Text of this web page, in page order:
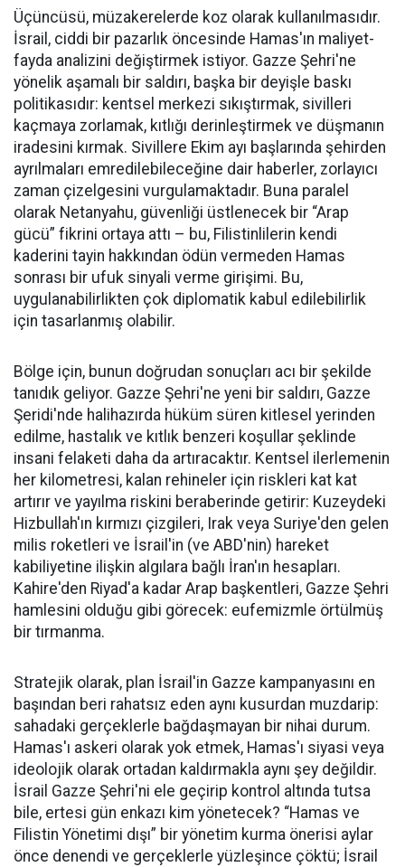
Üçüncüsü, müzakerelerde koz olarak kullanılmasıdır.
İsrail, ciddi bir pazarlık öncesinde Hamas'ın maliyet-
fayda analizini değiştirmek istiyor. Gazze Şehri'ne
yönelik aşamalı bir saldırı, başka bir deyişle baskı
politikasıdır: kentsel merkezi sıkıştırmak, sivilleri
kaçmaya zorlamak, kıtlığı derinleştirmek ve düşmanın
iradesini kırmak. Sivillere Ekim ayı başlarında şehirden
ayrılmaları emredilebileceğine dair haberler, zorlayıcı
zaman çizelgesini vurgulamaktadır. Buna paralel
olarak Netanyahu, güvenliği üstlenecek bir “Arap
gücü” fikrini ortaya attı – bu, Filistinlilerin kendi
kaderini tayin hakkından ödün vermeden Hamas
sonrası bir ufuk sinyali verme girişimi. Bu,
uygulanabilirlikten çok diplomatik kabul edilebilirlik
için tasarlanmış olabilir.
Bölge için, bunun doğrudan sonuçları acı bir şekilde
tanıdık geliyor. Gazze Şehri'ne yeni bir saldırı, Gazze
Şeridi'nde halihazırda hüküm süren kitlesel yerinden
edilme, hastalık ve kıtlık benzeri koşullar şeklinde
insani felaketi daha da artıracaktır. Kentsel ilerlemenin
her kilometresi, kalan rehineler için riskleri kat kat
artırır ve yayılma riskini beraberinde getirir: Kuzeydeki
Hizbullah'ın kırmızı çizgileri, Irak veya Suriye'den gelen
milis roketleri ve İsrail'in (ve ABD'nin) hareket
kabiliyetine ilişkin algılara bağlı İran'ın hesapları.
Kahire'den Riyad'a kadar Arap başkentleri, Gazze Şehri
hamlesini olduğu gibi görecek: eufemizmle örtülmüş
bir tırmanma.
Stratejik olarak, plan İsrail'in Gazze kampanyasını en
başından beri rahatsız eden aynı kusurdan muzdarip:
sahadaki gerçeklerle bağdaşmayan bir nihai durum.
Hamas'ı askeri olarak yok etmek, Hamas'ı siyasi veya
ideolojik olarak ortadan kaldırmakla aynı şey değildir.
İsrail Gazze Şehri'ni ele geçirip kontrol altında tutsa
bile, ertesi gün enkazı kim yönetecek? “Hamas ve
Filistin Yönetimi dışı” bir yönetim kurma önerisi aylar
önce denendi ve gerçeklerle yüzleşince çöktü; İsrail